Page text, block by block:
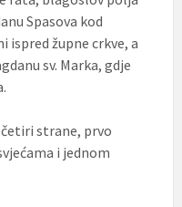
Spasova kod
ispred župne crkve, a
sv. Marka, gdje
strane, prvo
i jednom